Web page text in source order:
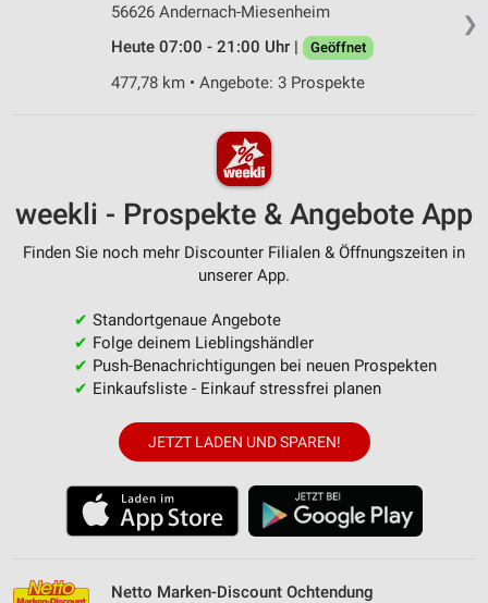
❯
56626 Andernach-Miesenheim
Heute 07:00 - 21:00 Uhr |
Geöffnet
477,78 km • Angebote: 3 Prospekte
weekli - Prospekte & Angebote App
Finden Sie noch mehr Discounter Filialen & Öffnungszeiten in
unserer App.
✔ Standortgenaue Angebote
✔ Folge deinem Lieblingshändler
✔ Push-Benachrichtigungen bei neuen Prospekten
✔ Einkaufsliste - Einkauf stressfrei planen
JETZT LADEN UND SPAREN!
Netto Marken-Discount Ochtendung